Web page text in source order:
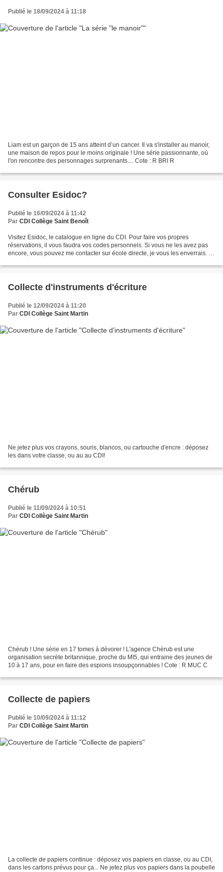
Publié le 18/09/2024 à 11:18
Liam est un garçon de 15 ans atteint d’un cancer. Il va s'installer au manoir,
une maison de repos pour le moins originale ! Une série passionnante, où
l'on rencontre des personnages surprenants.... Cote : R BRI R
Consulter Esidoc?
Publié le 16/09/2024 à 11:42
Par CDI Collège Saint Benoît
Visitez Esidoc, le catalogue en ligne du CDI. Pour faire vos propres
réservations, il vous faudra vos codes personnels. Si vous ne les avez pas
encore, vous pouvez me contacter sur école directe, je vous les enverrais. ...
Collecte d'instruments d'écriture
Publié le 12/09/2024 à 11:20
Par CDI Collège Saint Martin
Ne jetez plus vos crayons, souris, blancos, ou cartouche d'encre : déposez
les dans votre classe, ou au au CDI!
Chérub
Publié le 11/09/2024 à 10:51
Par CDI Collège Saint Martin
Chérub ! Une série en 17 tomes à dévorer ! L'agence Chérub est une
organisation secrète britannique, proche du MI5, qui entraine des jeunes de
10 à 17 ans, pour en faire des espions insoupçonnables ! Cote : R MUC C
Collecte de papiers
Publié le 10/09/2024 à 11:12
Par CDI Collège Saint Martin
La collecte de papiers continue : déposez vos papiers en classe, ou au CDI,
dans les cartons prévus pour ça... Ne jetez plus vos papiers dans la poubelle